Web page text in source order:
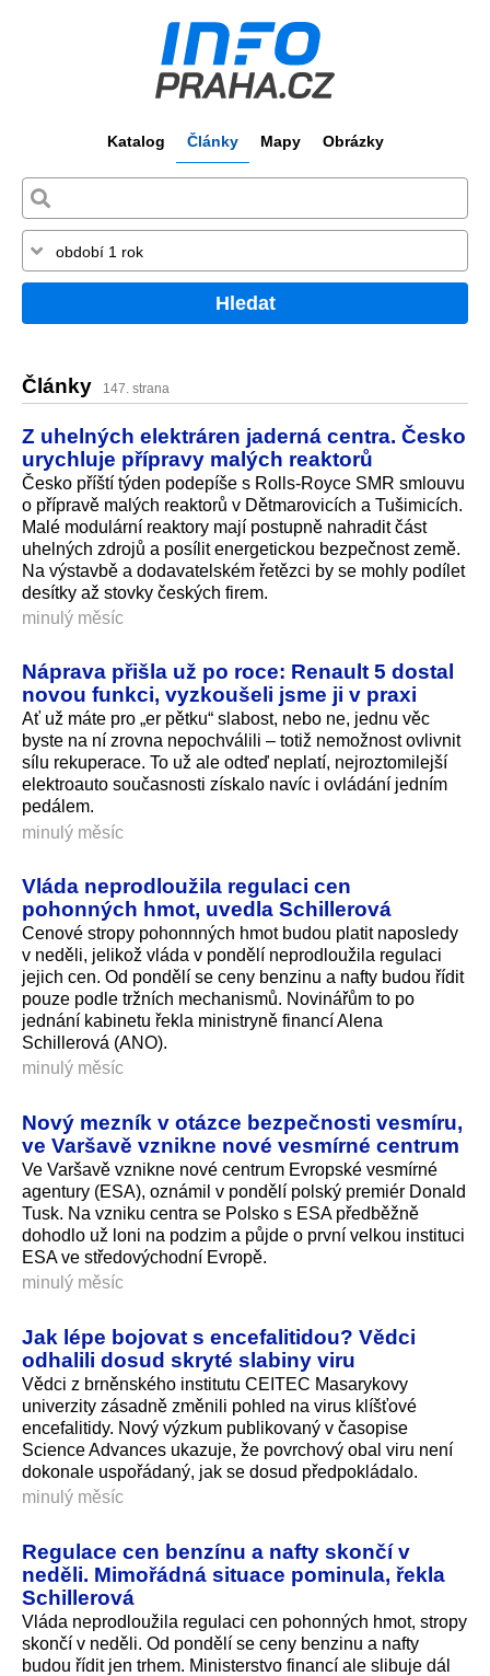
Katalog Články Mapy Obrázky
Hledat
Články 147. strana
Z uhelných elektráren jaderná centra. Česko
urychluje přípravy malých reaktorů
Česko příští týden podepíše s Rolls-Royce SMR smlouvu
o přípravě malých reaktorů v Dětmarovicích a Tušimicích.
Malé modulární reaktory mají postupně nahradit část
uhelných zdrojů a posílit energetickou bezpečnost země.
Na výstavbě a dodavatelském řetězci by se mohly podílet
desítky až stovky českých firem.
minulý měsíc
Náprava přišla už po roce: Renault 5 dostal
novou funkci, vyzkoušeli jsme ji v praxi
Ať už máte pro „er pětku“ slabost, nebo ne, jednu věc
byste na ní zrovna nepochválili – totiž nemožnost ovlivnit
sílu rekuperace. To už ale odteď neplatí, nejroztomilejší
elektroauto současnosti získalo navíc i ovládání jedním
pedálem.
minulý měsíc
Vláda neprodloužila regulaci cen
pohonných hmot, uvedla Schillerová
Cenové stropy pohonnných hmot budou platit naposledy
v neděli, jelikož vláda v pondělí neprodloužila regulaci
jejich cen. Od pondělí se ceny benzinu a nafty budou řídit
pouze podle tržních mechanismů. Novinářům to po
jednání kabinetu řekla ministryně financí Alena
Schillerová (ANO).
minulý měsíc
Nový mezník v otázce bezpečnosti vesmíru,
ve Varšavě vznikne nové vesmírné centrum
Ve Varšavě vznikne nové centrum Evropské vesmírné
agentury (ESA), oznámil v pondělí polský premiér Donald
Tusk. Na vzniku centra se Polsko s ESA předběžně
dohodlo už loni na podzim a půjde o první velkou instituci
ESA ve středovýchodní Evropě.
minulý měsíc
Jak lépe bojovat s encefalitidou? Vědci
odhalili dosud skryté slabiny viru
Vědci z brněnského institutu CEITEC Masarykovy
univerzity zásadně změnili pohled na virus klíšťové
encefalitidy. Nový výzkum publikovaný v časopise
Science Advances ukazuje, že povrchový obal viru není
dokonale uspořádaný, jak se dosud předpokládalo.
minulý měsíc
Regulace cen benzínu a nafty skončí v
neděli. Mimořádná situace pominula, řekla
Schillerová
Vláda neprodloužila regulaci cen pohonných hmot, stropy
skončí v neděli. Od pondělí se ceny benzinu a nafty
budou řídit jen trhem. Ministerstvo financí ale slibuje dál